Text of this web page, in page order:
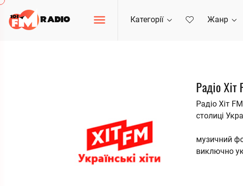
Категорії Жанр
Радіо Хіт
Радіо Хіт
столиці
музичний
виключно